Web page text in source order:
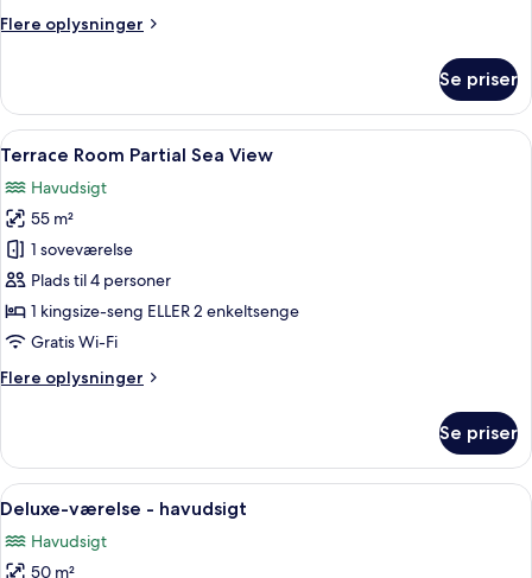
Flere oplysninger
Flere
værelse
delvis
Se priser
Indlæs
alle
billeder
af
Terrace
Room
Partial
Sea
Terrace Room Partial Sea View |
5
Terrace Room Partial Sea View
Havudsigt
55 m²
1 soveværelse
Plads til 4 personer
1 kingsize-seng ELLER 2 enkeltsenge
Gratis Wi-Fi
Flere oplysninger
Flere
Room
Partial
Sea
Se priser
Indlæs
alle
billeder
Et moderne hotelværelse med to
5
Deluxe-værelse - havudsigt
Havudsigt
50 m²